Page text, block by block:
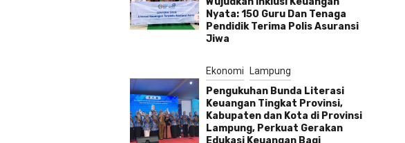
Nyata: 150 Guru Dan Tenaga
Pendidik Terima Polis Asuransi
Jiwa
Ekonomi Lampung
Pengukuhan Bunda Literasi
Keuangan Tingkat Provinsi,
Kabupaten dan Kota di Provinsi
Lampung, Perkuat Gerakan